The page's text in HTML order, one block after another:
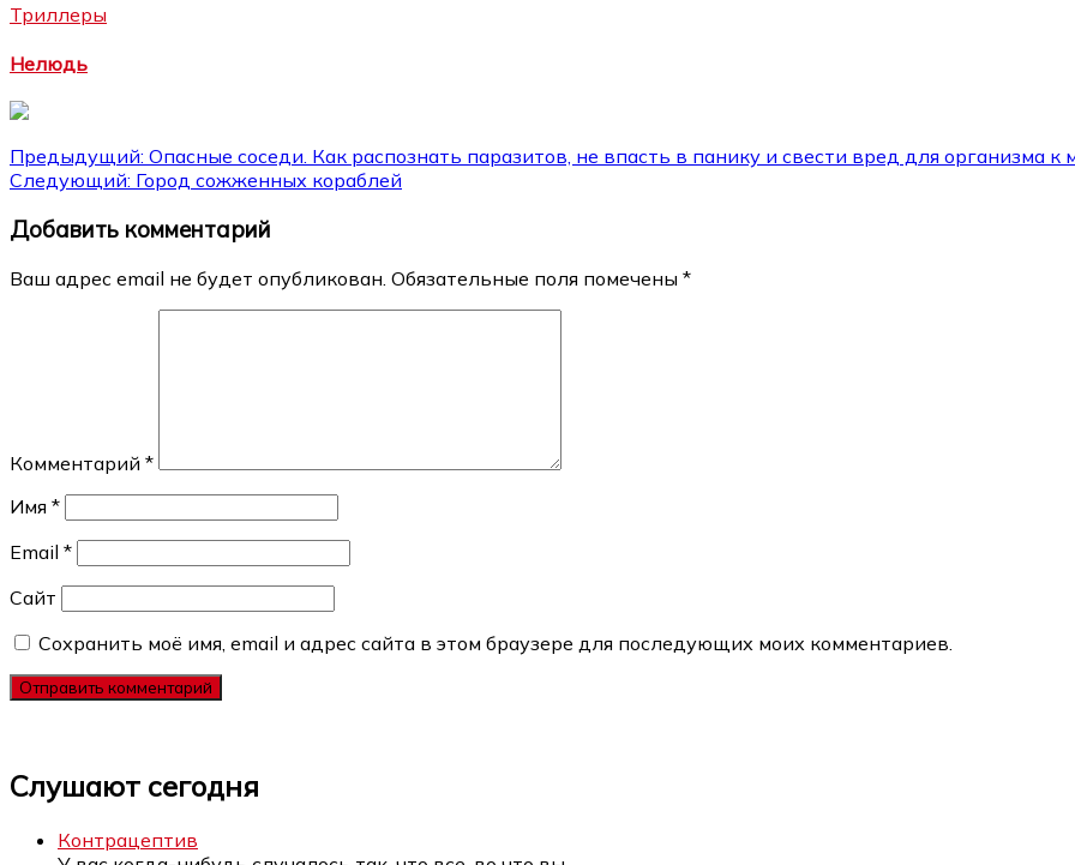
Триллеры
Нелюдь
Навигация
по
записям
Предыдущий: Опасные соседи. Как распознать паразитов, не впасть в панику и свести вред для организма к
Следующий: Город сожженных кораблей
Добавить комментарий
Ваш адрес email не будет опубликован. Обязательные поля помечены *
Комментарий *
Имя *
Email *
Сайт
Сохранить моё имя, email и адрес сайта в этом браузере для последующих моих комментариев.
Слушают сегодня
Контрацептив